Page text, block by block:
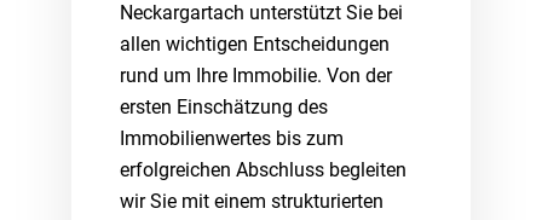
Neckargartach unterstützt Sie bei
allen wichtigen Entscheidungen
rund um Ihre Immobilie. Von der
ersten Einschätzung des
Immobilienwertes bis zum
erfolgreichen Abschluss begleiten
wir Sie mit einem strukturierten